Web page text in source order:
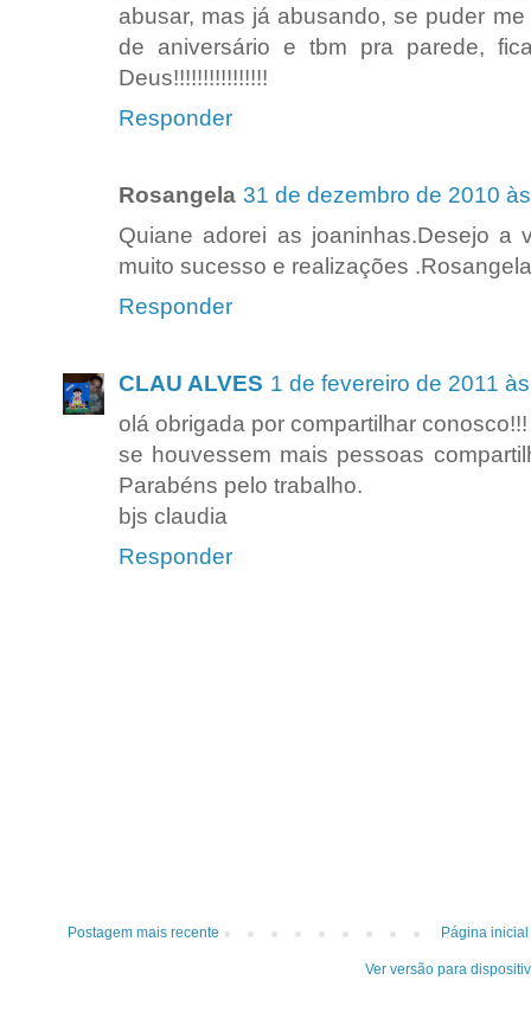
abusar, mas já abusando, se puder
de aniversário e tbm pra parede,
Deus!!!!!!!!!!!!!!!!
Responder
Rosangela 31 de dezembro de 2010
Quiane adorei as joaninhas.Desejo
muito sucesso e realizações
Responder
CLAU ALVES 1 de fevereiro de 2011
olá obrigada por compartilhar conosco!!!
se houvessem mais pessoas
Parabéns pelo trabalho.
bjs claudia
Responder
Postagem mais recente Página inicial
Ver versão para